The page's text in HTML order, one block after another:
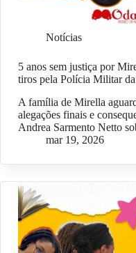
Notícias
5 anos sem justiça por
tiros pela Polícia Militar
A família de Mirella
alegações finais e
Andrea Sarmento Netto
mar 19, 2026